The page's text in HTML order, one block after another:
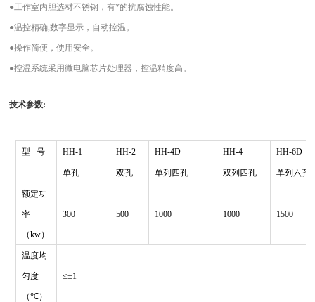
●工作室内胆选材不锈钢，有*的抗腐蚀性能。
●温控精确,数字显示，自动控温。
●操作简便，使用安全。
●控温系统采用微电脑芯片处理器，控温精度高。
技术参数:
型 号 HH-1 HH-2 HH-4D HH-4 HH-6D
单孔 双孔 单列四孔 双列四孔 单列六孔
额定功
率
（kw）
300 500 1000 1000 1500
温度均
匀度
（℃）
≤±1